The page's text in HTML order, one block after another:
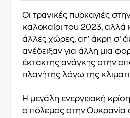
Οι τραγικές πυρκαγιές
καλοκαίρι του 2023, αλλά
άλλες χώρες, απ’ άκρη σ’
ανέδειξαν για άλλη μια
έκτακτης ανάγκης στην
πλανήτης λόγω της
Η μεγάλη ενεργειακή
ο πόλεμος στην Ουκρανία